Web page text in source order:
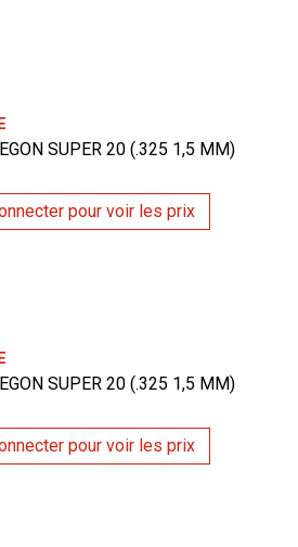
SUPER 20 (.325 1,5 MM)
pour voir les prix
SUPER 20 (.325 1,5 MM)
pour voir les prix